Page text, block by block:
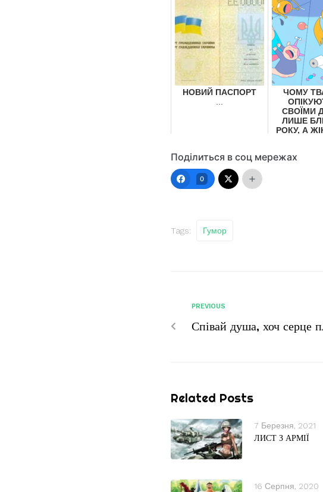
НОВИЙ ПАСПОРТ
ЧОМУ
СВОЇМИ
ЛИШЕ
РОКУ, А
Поділиться в соц мережах
0
Tags: Гумор
PREVIOUS
Співай душа, хоч серце
Related Posts
7 Березня, 2021
ЛИСТ З АРМІЇ
16 Серпня, 2020